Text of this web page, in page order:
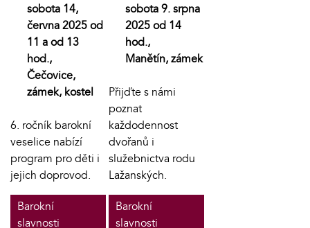
sobota 14,
června 2025 od
11 a od 13
hod.,
Čečovice,
zámek, kostel
6. ročník barokní
veselice nabízí
program pro děti i
jejich doprovod.
sobota 9. srpna
2025 od 14
hod.,
Manětín, zámek
Přijďte s námi
poznat
každodennost
dvořanů i
služebnictva rodu
Lažanských.
Barokní
slavnosti
Barokní
slavnosti